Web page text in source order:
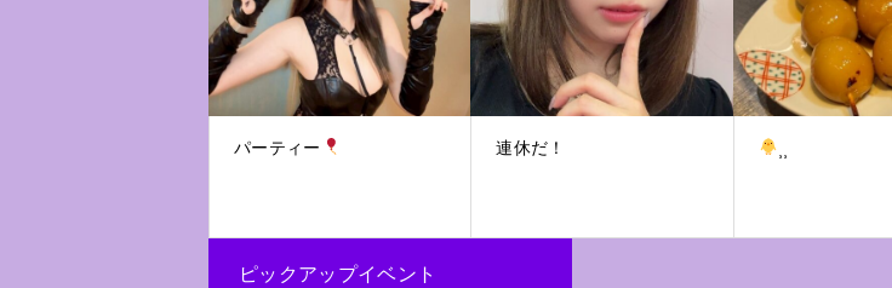
パーティー 連休だ！
ピックアップイベント